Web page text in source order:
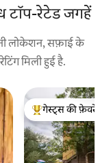
टॉप-रेटेड जगहें
लोकेशन, सफ़ाई के
मिली हुई है.
गेस्ट्स का टॉप फ़ेवरेट
गेस्ट्स की फ़ेवरेट